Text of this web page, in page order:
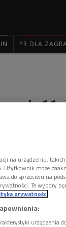
PR DLA
To
się w
na urządzeniu,
może
do sprzeciwu na
Te wybory
prywatności
urządzenia